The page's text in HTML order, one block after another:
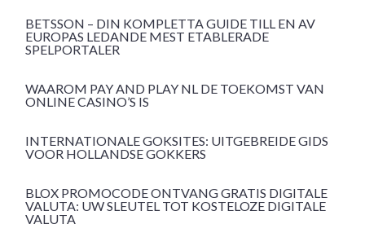
BETSSON – DIN KOMPLETTA GUIDE TILL EN AV
EUROPAS LEDANDE MEST ETABLERADE
SPELPORTALER
WAAROM PAY AND PLAY NL DE TOEKOMST VAN
ONLINE CASINO’S IS
INTERNATIONALE GOKSITES: UITGEBREIDE GIDS
VOOR HOLLANDSE GOKKERS
BLOX PROMOCODE ONTVANG GRATIS DIGITALE
VALUTA: UW SLEUTEL TOT KOSTELOZE DIGITALE
VALUTA